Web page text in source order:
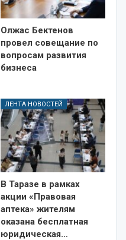
Олжас Бектенов
провел совещание по
вопросам развития
бизнеса
ЛЕНТА НОВОСТЕЙ
В Таразе в рамках
акции «Правовая
аптека» жителям
оказана бесплатная
юридическая…